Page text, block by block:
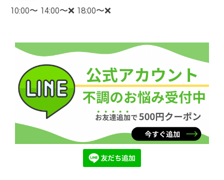
10:00〜 14:00〜❌ 18:00〜❌